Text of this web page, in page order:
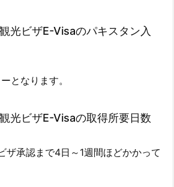
光ビザE-Visaのパキスタン入
となります。
光ビザE-Visaの取得所要日数
ザ承認まで4日～1週間ほどかかって